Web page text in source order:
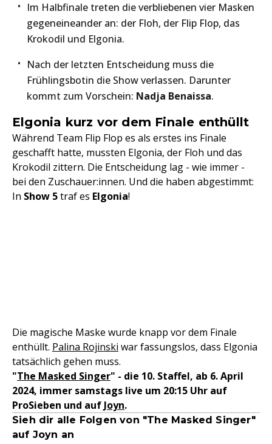
Im Halbfinale treten die verbliebenen vier Masken
gegeneineander an: der Floh, der Flip Flop, das
Krokodil und Elgonia.
Nach der letzten Entscheidung muss die
Frühlingsbotin die Show verlassen. Darunter
kommt zum Vorschein: Nadja Benaissa.
Elgonia kurz vor dem Finale enthüllt
Während Team Flip Flop es als erstes ins Finale
geschafft hatte, mussten Elgonia, der Floh und das
Krokodil zittern. Die Entscheidung lag - wie immer -
bei den Zuschauer:innen. Und die haben abgestimmt:
In Show 5traf es Elgonia!
Die magische Maske wurde knapp vor dem Finale
enthüllt. Palina Rojinski war fassungslos, dass Elgonia
tatsächlich gehen muss.
"The Masked Singer" - die 10. Staffel, ab 6. April
2024, immer samstags live um 20:15 Uhr auf
ProSieben und auf Joyn.
Sieh dir alle Folgen von "The Masked Singer"
auf Joyn an